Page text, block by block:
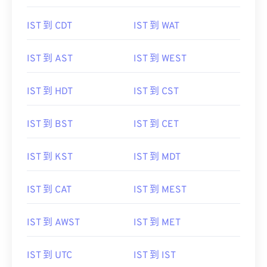
IST 到 CDT IST 到 WAT
IST 到 AST IST 到 WEST
IST 到 HDT IST 到 CST
IST 到 BST IST 到 CET
IST 到 KST IST 到 MDT
IST 到 CAT IST 到 MEST
IST 到 AWST IST 到 MET
IST 到 UTC IST 到 IST